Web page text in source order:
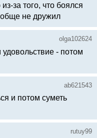
за того, что боялся
не дружил
olga102624
- потом
ab621543
и потом суметь
rutuy99